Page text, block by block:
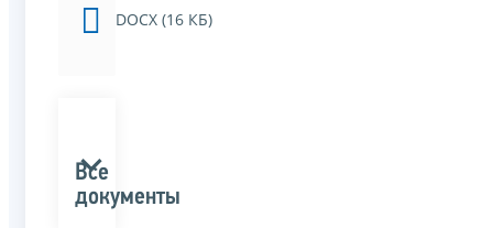
DOCX (16 КБ)
Все
документы